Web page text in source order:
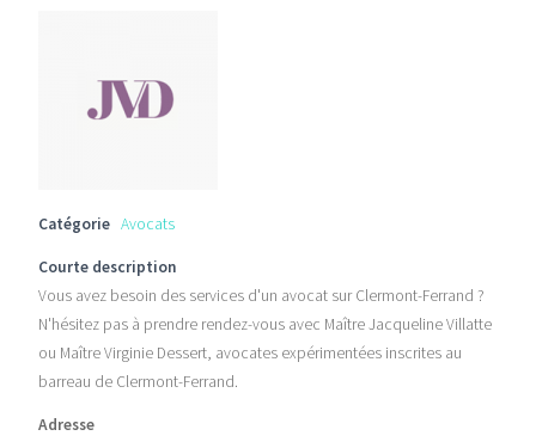
Catégorie Avocats
Courte description
Vous avez besoin des services d'un avocat sur Clermont-Ferrand ?
N'hésitez pas à prendre rendez-vous avec Maître Jacqueline Villatte
ou Maître Virginie Dessert, avocates expérimentées inscrites au
barreau de Clermont-Ferrand.
Adresse